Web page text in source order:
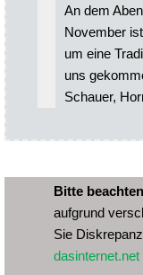
An dem
November
um eine
uns
Schauer,
Bitte
aufgrund
Sie